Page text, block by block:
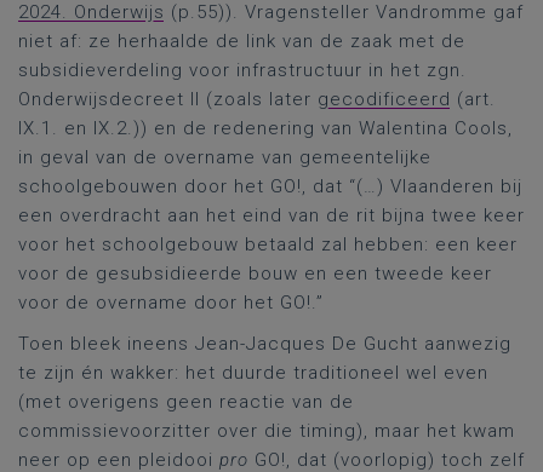
2024. Onderwijs (p.55)). Vragensteller Vandromme gaf
niet af: ze herhaalde de link van de zaak met de
subsidieverdeling voor infrastructuur in het zgn.
Onderwijsdecreet II (zoals later gecodificeerd (art.
IX.1. en IX.2.)) en de redenering van Walentina Cools,
in geval van de overname van gemeentelijke
schoolgebouwen door het GO!, dat “(…) Vlaanderen bij
een overdracht aan het eind van de rit bijna twee keer
voor het schoolgebouw betaald zal hebben: een keer
voor de gesubsidieerde bouw en een tweede keer
voor de overname door het GO!.”
Toen bleek ineens Jean-Jacques De Gucht aanwezig
te zijn én wakker: het duurde traditioneel wel even
(met overigens geen reactie van de
commissievoorzitter over die timing), maar het kwam
neer op een pleidooi pro GO!, dat (voorlopig) toch zelf